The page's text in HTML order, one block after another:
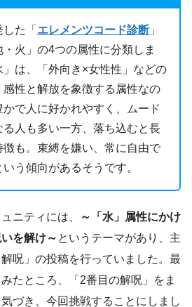
た「 エレメンツコード診断 」
火」の4つの属性に分類しま
は、「外向き×女性性」などの
性と解放を象徴する属性なの
で人に好かれやすく、ムード
る人も多い一方、落ち込むと長
も。束縛を嫌い、常に自由で
う傾向があるそうです。
ニティには、
～「水」属性にかけ
を解け～ というテーマがあり、主
呪」の投稿を行っていました。最
たところ、「2番目の解呪」をま
づき、今回挑戦することにしまし